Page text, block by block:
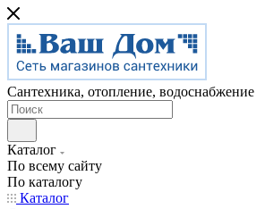
Сантехника, отопление, водоснабжение
Каталог
По всему сайту
По каталогу
Каталог